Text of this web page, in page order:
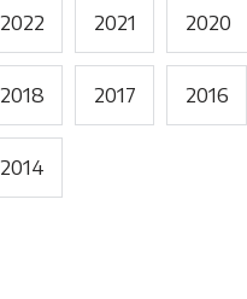
2022 2021 2020
2018 2017 2016
2014